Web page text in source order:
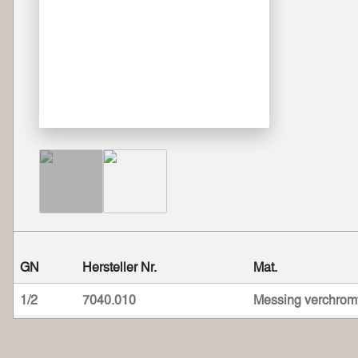
GN Hersteller Nr. Mat.
1/2
7040.010 Messing